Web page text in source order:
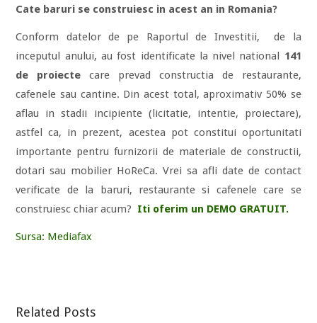
Cate baruri se construiesc in acest an in Romania?
Conform datelor de pe Raportul de Investitii, de la
inceputul anului, au fost identificate la nivel national 141
de proiecte care prevad constructia de restaurante,
cafenele sau cantine. Din acest total, aproximativ 50% se
aflau in stadii incipiente (licitatie, intentie, proiectare),
astfel ca, in prezent, acestea pot constitui oportunitati
importante pentru furnizorii de materiale de constructii,
dotari sau mobilier HoReCa. Vrei sa afli date de contact
verificate de la baruri, restaurante si cafenele care se
construiesc chiar acum? Iti oferim un DEMO GRATUIT.
Sursa: Mediafax
Related Posts